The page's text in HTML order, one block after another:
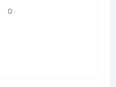
0